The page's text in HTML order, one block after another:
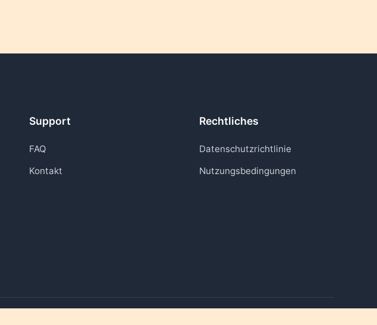
Support
FAQ
Kontakt
Rechtliches
Datenschutzrichtlinie
Nutzungsbedingungen